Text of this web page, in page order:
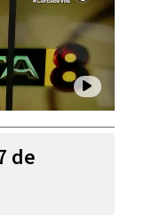
de